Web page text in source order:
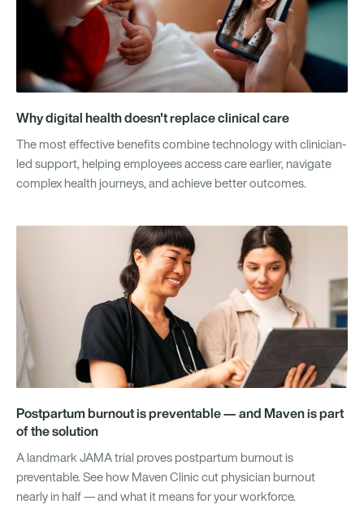
Why digital health doesn't replace clinical care
The most effective benefits combine technology with clinician-
led support, helping employees access care earlier, navigate
complex health journeys, and achieve better outcomes.
Postpartum burnout is preventable — and Maven is part
of the solution
A landmark JAMA trial proves postpartum burnout is
preventable. See how Maven Clinic cut physician burnout
nearly in half — and what it means for your workforce.